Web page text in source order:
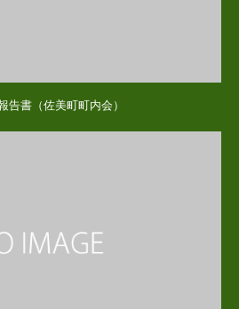
書（佐美町町内会）